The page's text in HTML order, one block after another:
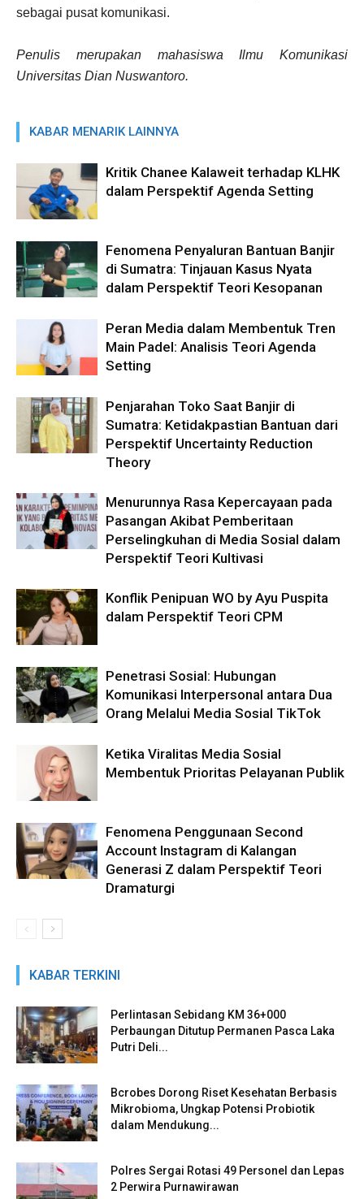
sebagai pusat komunikasi.
Penulis merupakan mahasiswa Ilmu Komunikasi
Universitas Dian Nuswantoro.
KABAR MENARIK LAINNYA
Kritik Chanee Kalaweit terhadap KLHK
dalam Perspektif Agenda Setting
Fenomena Penyaluran Bantuan Banjir
di Sumatra: Tinjauan Kasus Nyata
dalam Perspektif Teori Kesopanan
Peran Media dalam Membentuk Tren
Main Padel: Analisis Teori Agenda
Setting
Penjarahan Toko Saat Banjir di
Sumatra: Ketidakpastian Bantuan dari
Perspektif Uncertainty Reduction
Theory
Menurunnya Rasa Kepercayaan pada
Pasangan Akibat Pemberitaan
Perselingkuhan di Media Sosial dalam
Perspektif Teori Kultivasi
Konflik Penipuan WO by Ayu Puspita
dalam Perspektif Teori CPM
Penetrasi Sosial: Hubungan
Komunikasi Interpersonal antara Dua
Orang Melalui Media Sosial TikTok
Ketika Viralitas Media Sosial
Membentuk Prioritas Pelayanan Publik
Fenomena Penggunaan Second
Account Instagram di Kalangan
Generasi Z dalam Perspektif Teori
Dramaturgi
KABAR TERKINI
Perlintasan Sebidang KM 36+000
Perbaungan Ditutup Permanen Pasca Laka
Putri Deli...
Bcrobes Dorong Riset Kesehatan Berbasis
Mikrobioma, Ungkap Potensi Probiotik
dalam Mendukung...
Polres Sergai Rotasi 49 Personel dan Lepas
2 Perwira Purnawirawan